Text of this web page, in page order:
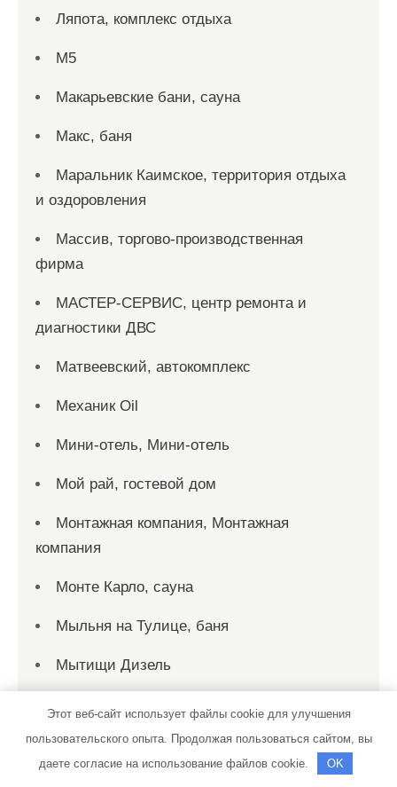
Ляпота, комплекс отдыха
М5
Макарьевские бани, сауна
Макс, баня
Маральник Каимское, территория отдыха
и оздоровления
Массив, торгово-производственная
фирма
МАСТЕР-СЕРВИС, центр ремонта и
диагностики ДВС
Матвеевский, автокомплекс
Механик Oil
Мини-отель, Мини-отель
Мой рай, гостевой дом
Монтажная компания, Монтажная
компания
Монте Карло, сауна
Мыльня на Тулице, баня
Мытищи Дизель
Наутилус, интерьер-салон
Этот веб-сайт использует файлы cookie для улучшения
пользовательского опыта. Продолжая пользоваться сайтом, вы
даете согласие на использование файлов cookie.
OK